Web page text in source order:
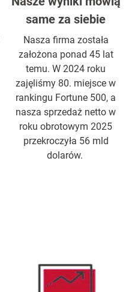
same za siebie
Nasza firma została
założona ponad 45 lat
temu. W 2024 roku
zajęliśmy 80. miejsce w
rankingu Fortune 500, a
nasza sprzedaż netto w
roku obrotowym 2025
przekroczyła 56 mld
dolarów.